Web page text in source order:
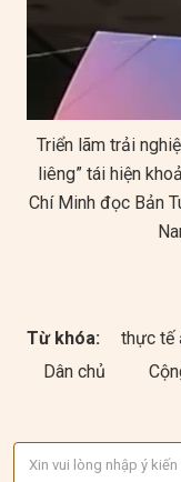
Triển lãm trải
liêng” tái hiện
Chí Minh đọc Bản
Từ khóa: thực tế
Dân chủ